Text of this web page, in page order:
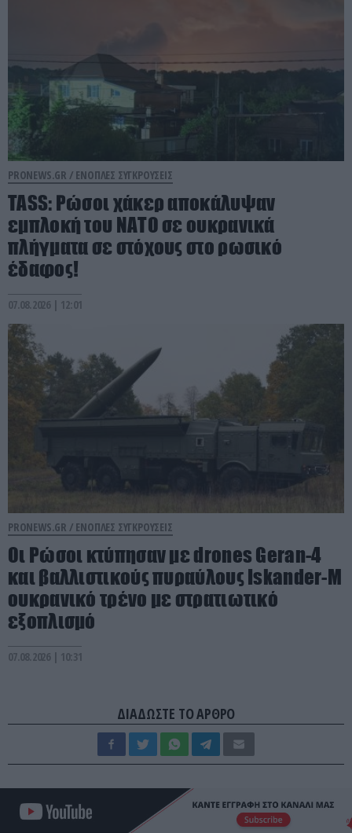
PRONEWS.GR / ΕΝΟΠΛΕΣ ΣΥΓΚΡΟΥΣΕΙΣ
TASS: Ρώσοι χάκερ αποκάλυψαν
εμπλοκή του ΝΑΤΟ σε ουκρανικά
πλήγματα σε στόχους στο ρωσικό
έδαφος!
07.08.2026 | 12:01
PRONEWS.GR / ΕΝΟΠΛΕΣ ΣΥΓΚΡΟΥΣΕΙΣ
Οι Ρώσοι κτύπησαν με drones Geran-4
και βαλλιστικούς πυραύλους Iskander-M
ουκρανικό τρένο με στρατιωτικό
εξοπλισμό
07.08.2026 | 10:31
ΔΙΑΔΩΣΤΕ ΤΟ ΑΡΘΡΟ